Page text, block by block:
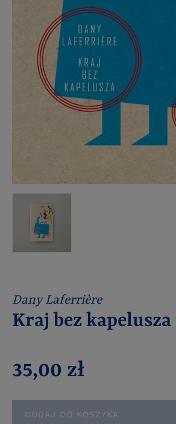
Dany Laferrière
Kraj bez kapelusza
35,00 zł
DODAJ DO KOSZYKA